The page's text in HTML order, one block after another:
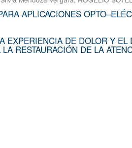
APLICACIONES
EXPERIENCIA DE DOLOR Y EL
RESTAURACIÓN DE LA